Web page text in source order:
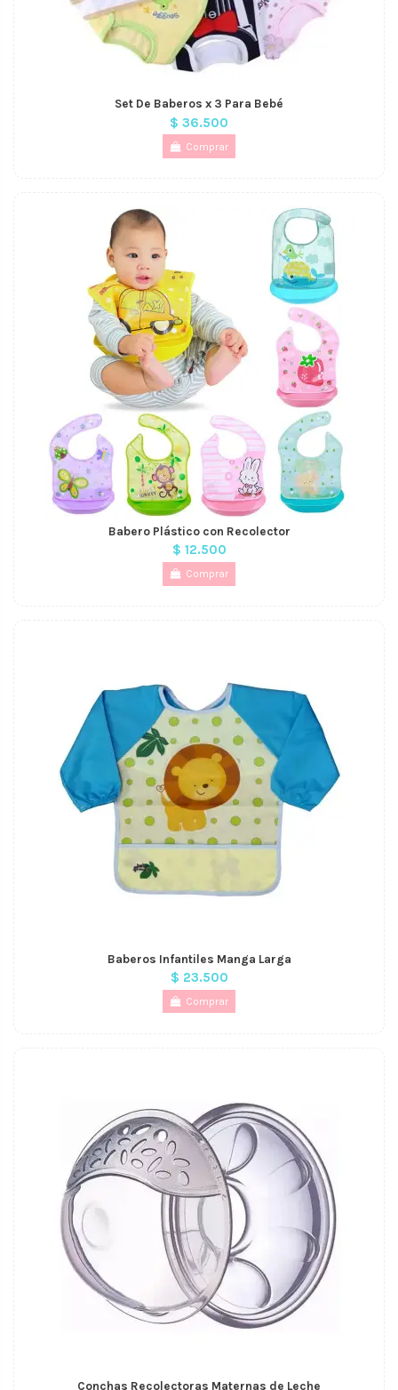
Set De Baberos x 3 Para Bebé
$ 36.500
Comprar
Babero Plástico con Recolector
$ 12.500
Comprar
Baberos Infantiles Manga Larga
$ 23.500
Comprar
Conchas Recolectoras Maternas de Leche